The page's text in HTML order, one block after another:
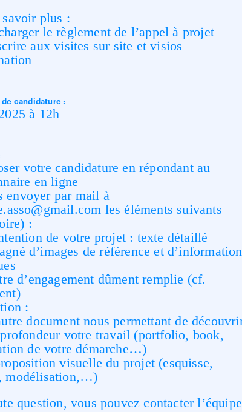
savoir plus :
le règlement de l’appel à projet
aux visites sur site et visios
de candidature :
à 12h
votre candidature en répondant au
en ligne
par mail à
les éléments suivants
:
de votre projet : texte détaillé
d’images de référence et
d’engagement dûment remplie (cf.
:
document nous permettant de
votre travail (portfolio, book,
de votre démarche…)
visuelle du projet (esquisse,
modélisation,…)
question, vous pouvez contacter l’équipe